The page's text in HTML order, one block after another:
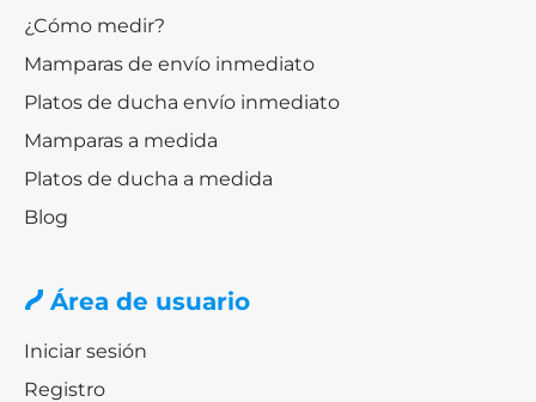
¿Cómo medir?
Mamparas de envío inmediato
Platos de ducha envío inmediato
Mamparas a medida
Platos de ducha a medida
Blog
Área de usuario
Iniciar sesión
Registro